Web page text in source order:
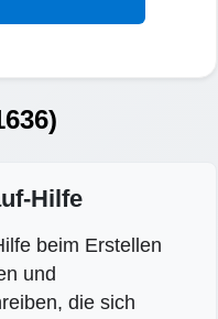
Hilfe
beim Erstellen
und
die sich